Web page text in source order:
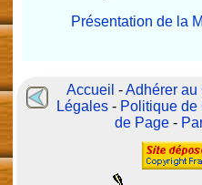
Présentation de la
Accueil -Adhérer au
Légales - Politique
de Page -